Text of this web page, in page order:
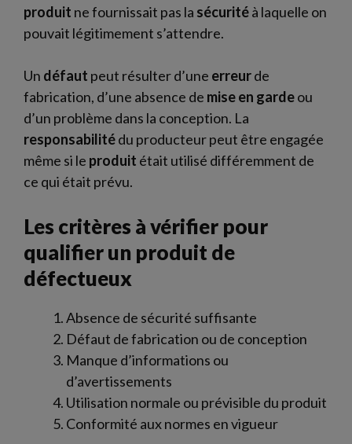
produit ne fournissait pas la sécuritéà laquelle on
pouvait légitimement s’attendre.
Un défaut peut résulter d’une erreurde
fabrication, d’une absence de mise en gardeou
d’un problème dans la conception. La
responsabilitédu producteur peut être engagée
même si le produit était utilisé différemment de
ce qui était prévu.
Les critères à vérifier pour
qualifier un produit de
défectueux
Absence de sécurité suffisante
Défaut de fabrication ou de conception
Manque d’informations ou
d’avertissements
Utilisation normale ou prévisible du produit
Conformité aux normes en vigueur